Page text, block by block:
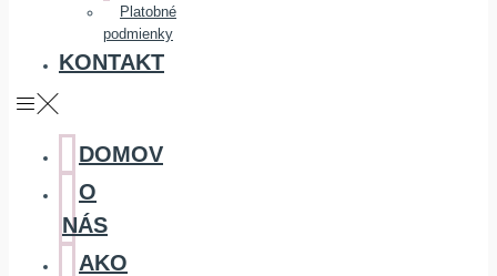
Platobné
podmienky
KONTAKT
DOMOV
O
NÁS
AKO